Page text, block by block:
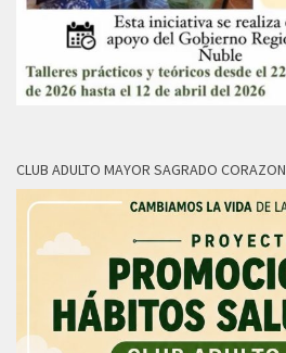
CLUB ADULTO MAYOR SAGRADO CORAZON